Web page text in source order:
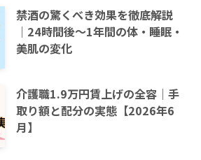
禁酒の驚くべき効果を徹底解説
｜24時間後〜1年間の体・睡眠・
美肌の変化
介護職1.9万円賃上げの全容｜手
取り額と配分の実態【2026年6
月】